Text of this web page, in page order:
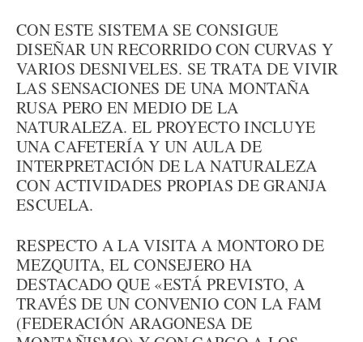
CON ESTE SISTEMA SE CONSIGUE
DISEÑAR UN RECORRIDO CON CURVAS Y
VARIOS DESNIVELES. SE TRATA DE VIVIR
LAS SENSACIONES DE UNA MONTAÑA
RUSA PERO EN MEDIO DE LA
NATURALEZA. EL PROYECTO INCLUYE
UNA CAFETERÍA Y UN AULA DE
INTERPRETACIÓN DE LA NATURALEZA
CON ACTIVIDADES PROPIAS DE GRANJA
ESCUELA.
RESPECTO A LA VISITA A MONTORO DE
MEZQUITA, EL CONSEJERO HA
DESTACADO QUE «ESTÁ PREVISTO, A
TRAVÉS DE UN CONVENIO CON LA FAM
(FEDERACIÓN ARAGONESA DE